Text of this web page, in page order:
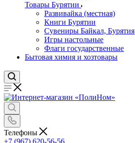
Товары Бурятии
Развивайка (местная)
Книги Бурятии
Сувениры Байкал, Бурятия
Игры настольные
Флаги государственные
Бытовая химия и хозтовары
Телефоны
+7 (967) 620-56-56